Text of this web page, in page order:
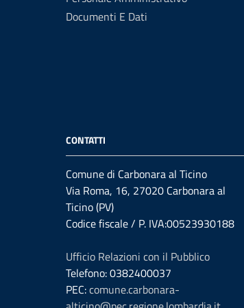
Documenti E Dati
CONTATTI
Comune di Carbonara al Ticino
Via Roma, 16, 27020 Carbonara al
Ticino (PV)
Codice fiscale / P. IVA:00523930188
Ufficio Relazioni con il Pubblico
Telefono: 0382400037
PEC:comune.carbonara-